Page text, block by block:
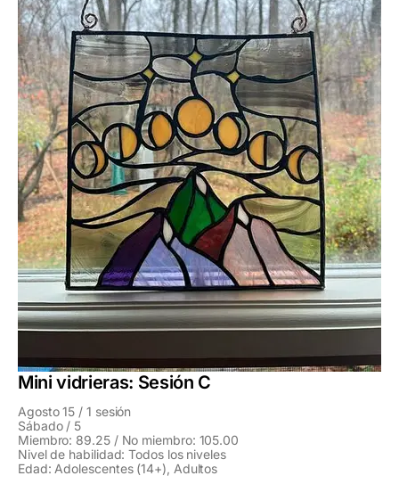
Mini vidrieras: Sesión C
Agosto 15 / 1 sesión
Sábado / 5
Miembro: 89.25 / No miembro: 105.00
Nivel de habilidad: Todos los niveles
Edad: Adolescentes (14+), Adultos